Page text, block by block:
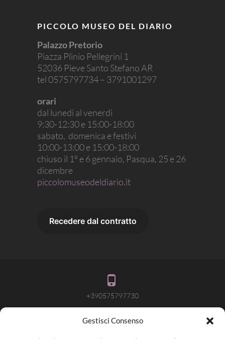
Gestisci Consenso
PICCOLO MUSEO DEL DIARIO
Palazzo Pretorio
Piazza Plinio Pellegrini 1
52036 Pieve Santo Stefano AR
tel 0575797734 – 3791001297
orari
dal lunedì al venerdì
9:30-12:30 e 15:00-18:00
sabato, domenica e festivi
10:00-13:00 e 15:00-18:00
chiuso il 1° e 6 gennaio, Pasqua, 25 e 26
dicembre
piccolomuseodeldiario.it
+390575797730